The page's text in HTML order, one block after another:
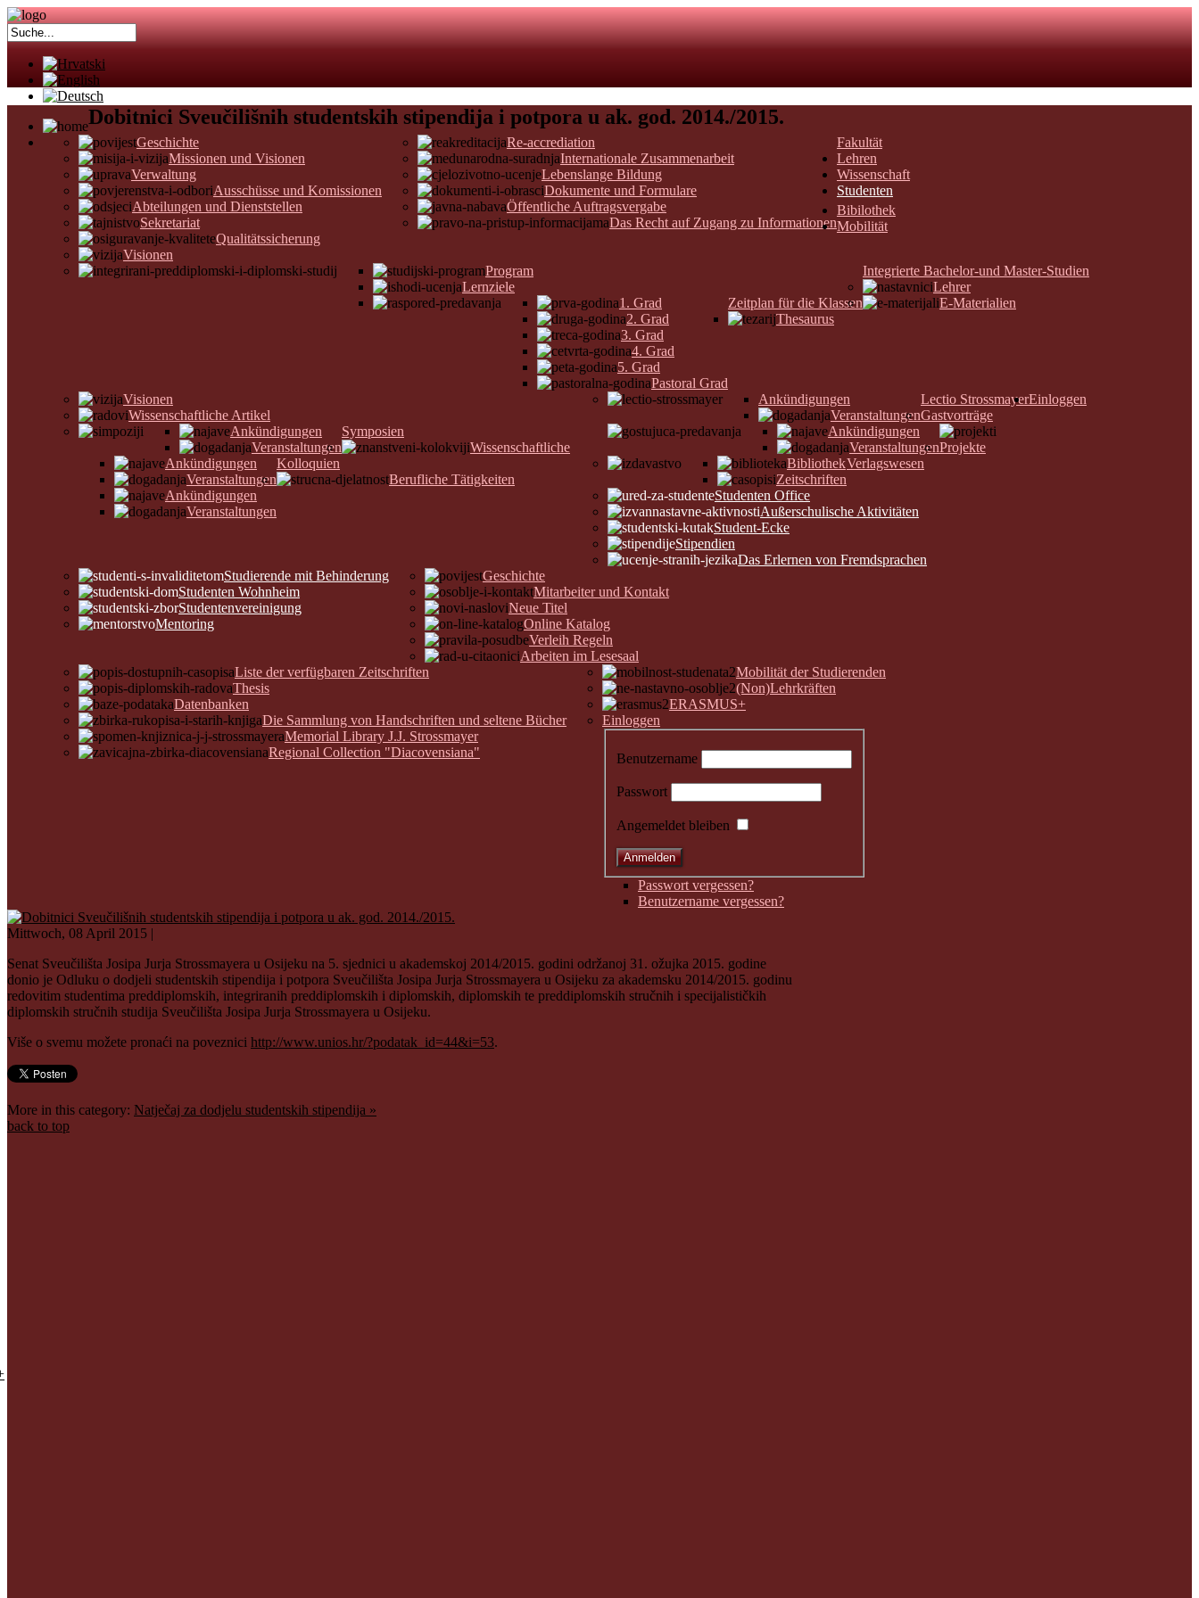
Fakultät
Geschichte
Missionen und Visionen
Verwaltung
Ausschüsse und Komissionen
Abteilungen und Dienststellen
Sekretariat
Qualitätssicherung
Re-accrediation
Internationale Zusammenarbeit
Lebenslange Bildung
Dokumente und Formulare
Öffentliche Auftragsvergabe
Das Recht auf Zugang zu Informationen
Lehren
Visionen
Integrierte Bachelor-und Master-Studien
Program
Lernziele
Zeitplan für die Klassen
1. Grad
2. Grad
3. Grad
4. Grad
5. Grad
Pastoral Grad
Thesaurus
Lehrer
E-Materialien
Wissenschaft
Visionen
Wissenschaftliche Artikel
Symposien
Ankündigungen
Veranstaltungen
Wissenschaftliche
Kolloquien
Ankündigungen
Veranstaltungen
Berufliche Tätigkeiten
Ankündigungen
Veranstaltungen
Lectio Strossmayer
Ankündigungen
VeranstaltungenGastvorträge
Ankündigungen
VeranstaltungenProjekte
Verlagswesen
Bibliothek
Zeitschriften
Studenten
Studenten Office
Außerschulische Aktivitäten
Student-Ecke
Stipendien
Das Erlernen von Fremdsprachen
Studierende mit Behinderung
Studenten Wohnheim
Studentenvereinigung
Mentoring
Bibilothek
Geschichte
Mitarbeiter und Kontakt
Neue Titel
Online Katalog
Verleih Regeln
Arbeiten im Lesesaal
Liste der verfügbaren Zeitschriften
Thesis
Datenbanken
Die Sammlung von Handschriften und seltene Bücher
Memorial Library J.J. Strossmayer
Regional Collection "Diacovensiana"
Mobilität
Mobilität der Studierenden
(Non)Lehrkräften
ERASMUS+
Einloggen
Einloggen
Benutzername
Passwort
Angemeldet bleiben
Passwort vergessen?
Benutzername vergessen?
Dobitnici Sveučilišnih studentskih stipendija i potpora u ak. god. 2014./2015.
Mittwoch, 08 April 2015 |
Senat Sveučilišta Josipa Jurja Strossmayera u Osijeku na 5. sjednici u akademskoj 2014/2015. godini održanoj 31. ožujka 2015. godine
donio je Odluku o dodjeli studentskih stipendija i potpora Sveučilišta Josipa Jurja Strossmayera u Osijeku za akademsku 2014/2015. godinu
redovitim studentima preddiplomskih, integriranih preddiplomskih i diplomskih, diplomskih te preddiplomskih stručnih i specijalističkih
diplomskih stručnih studija Sveučilišta Josipa Jurja Strossmayera u Osijeku.
Više o svemu možete pronaći na poveznici http://www.unios.hr/?podatak_id=44&i=53.
More in this category: Natječaj za dodjelu studentskih stipendija »
back to top